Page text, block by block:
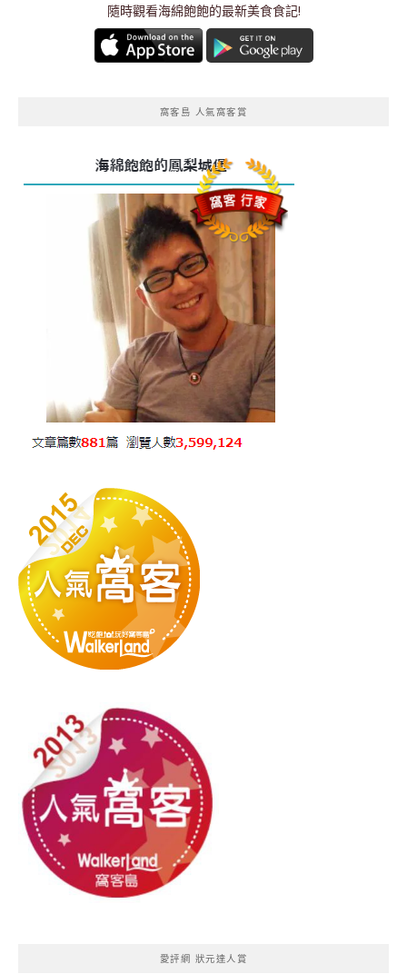
隨時觀看海綿飽飽的最新美食食記!
窩客島 人氣窩客賞
愛評網 狀元達人賞